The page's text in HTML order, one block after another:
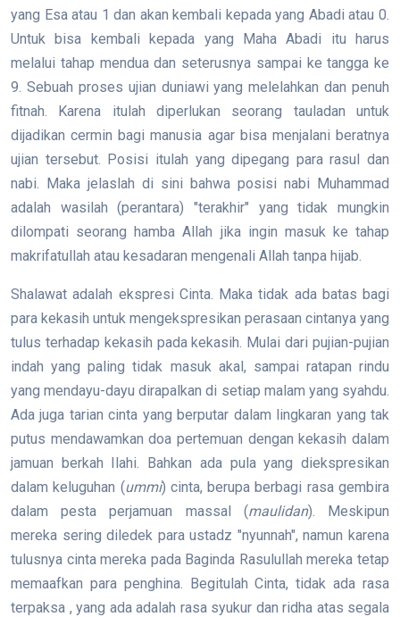
yang Esa atau 1 dan akan kembali kepada yang Abadi atau 0.
Untuk bisa kembali kepada yang Maha Abadi itu harus
melalui tahap mendua dan seterusnya sampai ke tangga ke
9. Sebuah proses ujian duniawi yang melelahkan dan penuh
fitnah. Karena itulah diperlukan seorang tauladan untuk
dijadikan cermin bagi manusia agar bisa menjalani beratnya
ujian tersebut. Posisi itulah yang dipegang para rasul dan
nabi. Maka jelaslah di sini bahwa posisi nabi Muhammad
adalah wasilah (perantara) "terakhir" yang tidak mungkin
dilompati seorang hamba Allah jika ingin masuk ke tahap
makrifatullah atau kesadaran mengenali Allah tanpa hijab.
Shalawat adalah ekspresi Cinta. Maka tidak ada batas bagi
para kekasih untuk mengekspresikan perasaan cintanya yang
tulus terhadap kekasih pada kekasih. Mulai dari pujian-pujian
indah yang paling tidak masuk akal, sampai ratapan rindu
yang mendayu-dayu dirapalkan di setiap malam yang syahdu.
Ada juga tarian cinta yang berputar dalam lingkaran yang tak
putus mendawamkan doa pertemuan dengan kekasih dalam
jamuan berkah Ilahi. Bahkan ada pula yang diekspresikan
dalam keluguhan (ummi) cinta, berupa berbagi rasa gembira
dalam pesta perjamuan massal (maulidan). Meskipun
mereka sering diledek para ustadz "nyunnah", namun karena
tulusnya cinta mereka pada Baginda Rasulullah mereka tetap
memaafkan para penghina. Begitulah Cinta, tidak ada rasa
terpaksa , yang ada adalah rasa syukur dan ridha atas segala